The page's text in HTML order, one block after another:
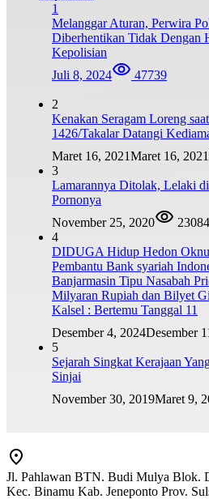
1
Melanggar Aturan, Perwira
Diberhentikan Tidak Dengan
Kepolisian
Juli 8, 2024
47739
2
Kenakan Seragam Loreng
1426/Takalar Datangi
Maret 16, 2021Maret 16, 2021
3
Lamarannya Ditolak, Lelaki
Pornonya
November 25, 2020
23084
4
DIDUGA Hidup Hedon
Pembantu Bank syariah
Banjarmasin Tipu Nasabah
Milyaran Rupiah dan Bilyet
Kalsel : Bertemu Tanggal 11
Desember 4, 2024Desember
5
Sejarah Singkat Kerajaan
Sinjai
November 30, 2019Maret 9,
Jl. Pahlawan BTN. Budi Mulya Blok.
Kec. Binamu Kab. Jeneponto Prov.